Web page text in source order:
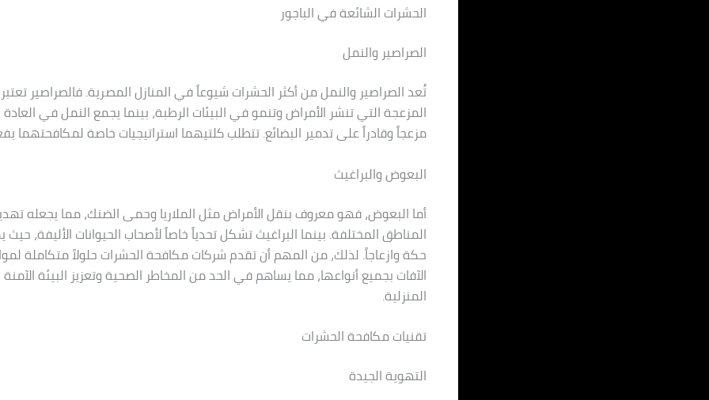
الحشرات الشائعة في الباجور
الصراصير والنمل
تُعد الصراصير والنمل من أكثر الحشرات شيوعاً في المنازل المصرية. فالصراصير
المزعجة التي تنشر الأمراض وتنمو في البيئات الرطبة، بينما يجمع النمل في
مزعجاً وقادراً على تدمير البضائع. تتطلب كلتيهما استراتيجيات خاصة لمكافحتهما
البعوض والبراغيث
أما البعوض، فهو معروف بنقل الأمراض مثل الملاريا وحمى الضنك، مما يجعله
المناطق المختلفة. بينما البراغيث تشكل تحدياً خاصاً لأصحاب الحيوانات الأليفة،
حكة وازعاجاً. لذلك، من المهم أن تقدم شركات مكافحة الحشرات حلولاً متكاملة
الآفات بجميع أنواعها، مما يساهم في الحد من المخاطر الصحية وتعزيز البيئة الآمنة
المنزلية.
تقنيات مكافحة الحشرات
التهوية الجيدة